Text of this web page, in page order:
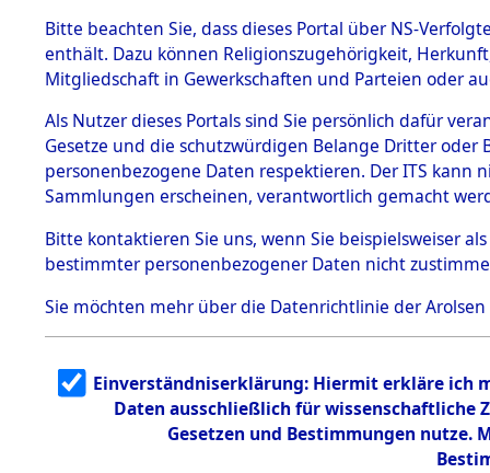
BESTÄNDE
1.
mente
5. Verschiedenes
5.3
Todesmärsche
5.3.1 Alliierte
Erhebungen
zu
Todesmärsch
en
5.3.2
g
5.3.3
Todesmärsch
Wupper
Bitte beachten Sie, dass dieses Portal über NS-
enthält. Dazu können Religionszugehörigkeit,
Mitgliedschaft in Gewerkschaften und Parteien oder
Als Nutzer dieses Portals sind Sie persönlich dafür
Gesetze und die schutzwürdigen Belange Dritter
personenbezogene Daten respektieren. Der ITS
Sammlungen erscheinen, verantwortlich gemacht
Bitte kontaktieren Sie uns, wenn Sie beispielsweiser
bestimmter personenbezogener Daten nicht
Sie möchten mehr über die Datenrichtlinie der Arolsen
Einverständniserklärung: Hiermit erkläre ich
Daten ausschließlich für wissenschaftliche
Gesetzen und Bestimmungen nutze.